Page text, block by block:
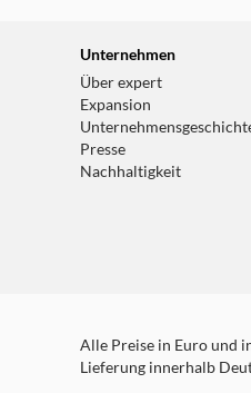
Unternehmen
Über expert
Expansion
Presse
Nachhaltigkeit
Alle Preise in Euro und
Lieferung innerhalb